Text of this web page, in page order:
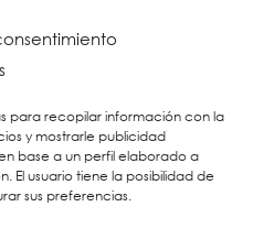
para recopilar información con la
y mostrarle publicidad
base a un perfil elaborado a
El usuario tiene la posibilidad de
sus preferencias.